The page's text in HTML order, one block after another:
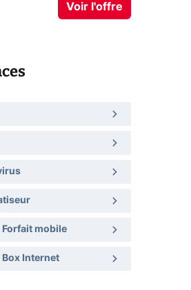
Voir l'offre
mobile
Internet